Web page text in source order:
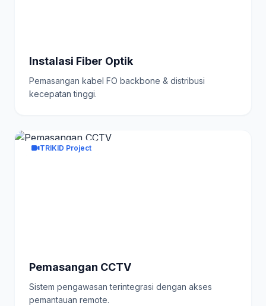
Instalasi Fiber Optik
Pemasangan kabel FO backbone & distribusi
kecepatan tinggi.
TRIKID Project
Pemasangan CCTV
Sistem pengawasan terintegrasi dengan akses
pemantauan remote.